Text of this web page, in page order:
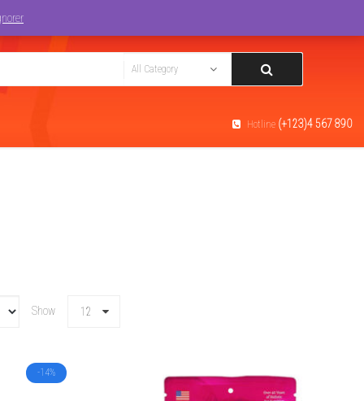
Hotline (+123)4 567 890
Show 12
-14%